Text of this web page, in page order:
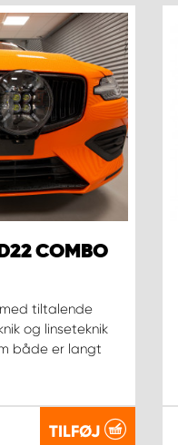
COMBO
tiltalende
og linseteknik
både er langt
TILFØJ